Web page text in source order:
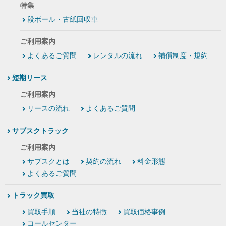
特集
段ボール・古紙回収車
ご利用案内
よくあるご質問
レンタルの流れ 補償制度・規約
短期リース
ご利用案内
リースの流れ
よくあるご質問
サブスクトラック
ご利用案内
サブスクとは
契約の流れ
料金形態
よくあるご質問
トラック買取
買取手順 当社の特徴
買取価格事例
コールセンター